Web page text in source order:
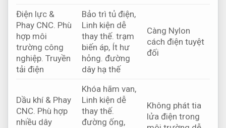
Điện lực &
Phay CNC. Phù
hợp môi
trường công
nghiệp. Truyền
tải điện
Bảo trì tủ điện,
Linh kiện dễ
thay thế. trạm
biến áp, Ít hư
hỏng. đường
dây hạ thế
Càng Nylon
cách điện tuyệt
đối
Dầu khí & Phay
CNC. Phù hợp
nhiều dây
Khóa hãm van,
Linh kiện dễ
thay thế.
đường ống,
Không phát tia
lửa điện trong